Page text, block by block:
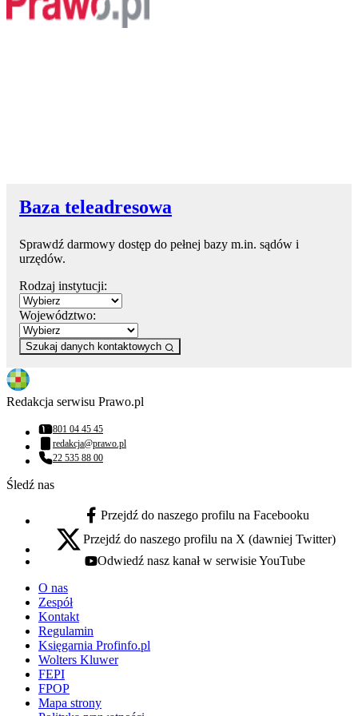
Baza teleadresowa
Sprawdź darmowy dostęp do pełnej bazy m.in. sądów i
urzędów.
Rodzaj instytucji:
Województwo:
Szukaj danych kontaktowych
Redakcja serwisu Prawo.pl
Numer telefonu:
801 04 45 45
Adres email:
redakcja@prawo.pl
Numer telefonu:
22 535 88 00
Śledź nas
facebook - otwiera się w nowej karcie
Przejdź do naszego profilu na Facebooku
x - otwiera się w nowej karcie
Przejdź do naszego profilu na X (dawniej Twitter)
youtube - otwiera się w nowej karcie
Odwiedź nasz kanał w serwisie YouTube
O nas
Zespół
Kontakt
Regulamin
Księgarnia Profinfo.pl
Wolters Kluwer
FEPI
FPOP
Mapa strony